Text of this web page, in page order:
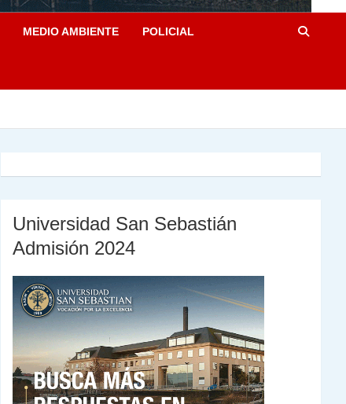
MEDIO AMBIENTE POLICIAL
Universidad San Sebastián
Admisión 2024